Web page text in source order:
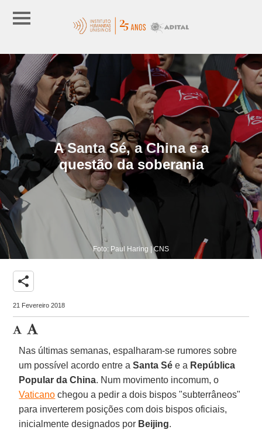
A Santa Sé, a China e a
questão da soberania
Foto: Paul Haring | CNS
share
21 Fevereiro 2018
Nas últimas semanas, espalharam-se rumores sobre
um possível acordo entre aSanta Sé e a República
Popular da China. Num movimento incomum, o
Vaticano chegou a pedir a dois bispos "subterrâneos"
para inverterem posições com dois bispos oficiais,
inicialmente designados por Beijing.